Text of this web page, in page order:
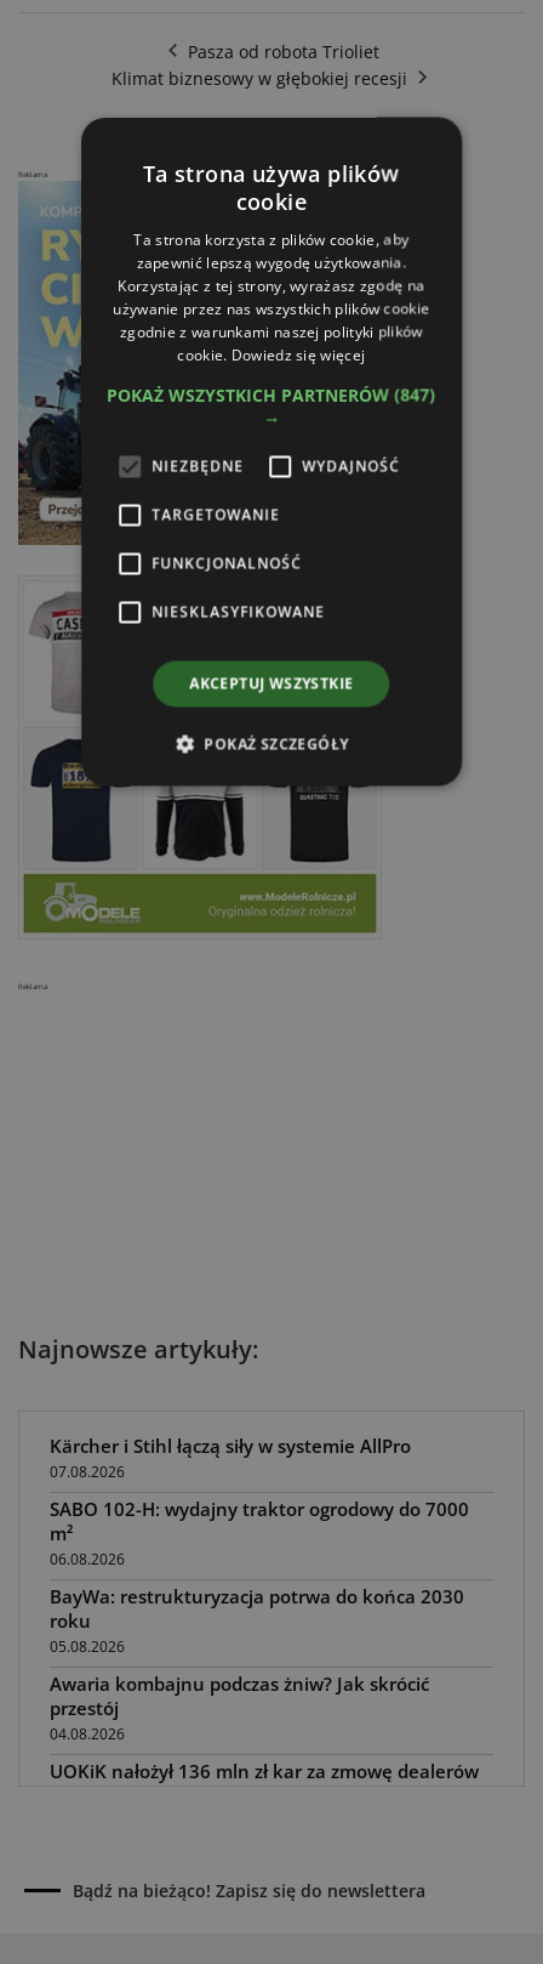
Pasza od robota Trioliet
Klimat biznesowy w głębokiej recesji
Reklama
Najnowsze artykuły:
Kärcher i Stihl łączą siły w systemie AllPro
07.08.2026
SABO 102-H: wydajny traktor ogrodowy do 7000
m²
06.08.2026
BayWa: restrukturyzacja potrwa do końca 2030
roku
05.08.2026
Awaria kombajnu podczas żniw? Jak skrócić
przestój
04.08.2026
UOKiK nałożył 136 mln zł kar za zmowę dealerów
Kverneland Tersus 4000: trzy nowe kosiarki
bijakowe
Reklama
Bądź na bieżąco! Zapisz się do newslettera
Ta strona używa plików
cookie
Ta strona korzysta z plików cookie, aby
zapewnić lepszą wygodę użytkowania.
Korzystając z tej strony, wyrażasz zgodę na
używanie przez nas wszystkich plików cookie
zgodnie z warunkami naszej polityki plików
cookie. Dowiedz się więcej
POKAŻ WSZYSTKICH PARTNERÓW(847)
→
NIEZBĘDNE WYDAJNOŚĆ
TARGETOWANIE
FUNKCJONALNOŚĆ
NIESKLASYFIKOWANE
AKCEPTUJ WSZYSTKIE
POKAŻ SZCZEGÓŁY